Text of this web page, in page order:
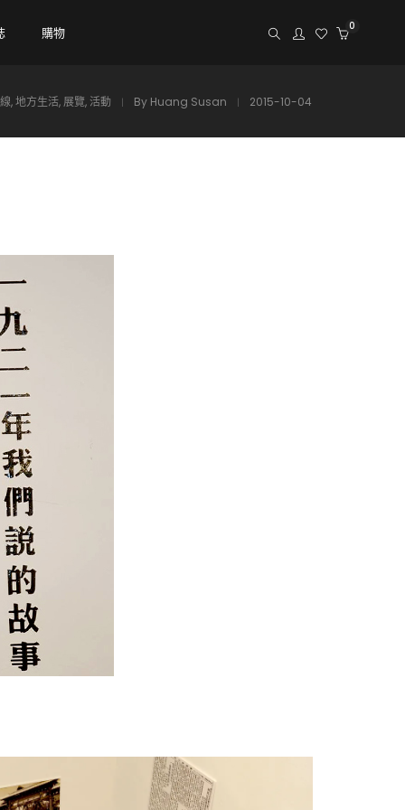
購物 0
,地方生活, 展覽,活動 By Huang Susan 2015-10-04